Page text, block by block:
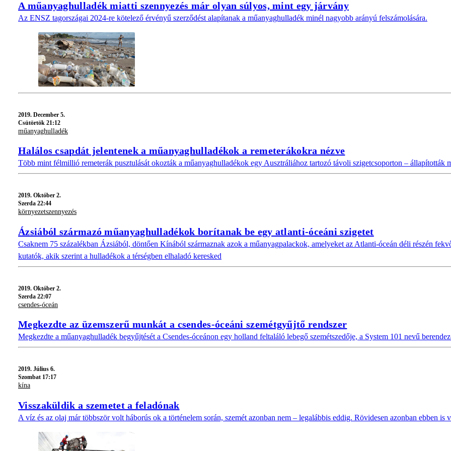
A műanyaghulladék miatti szennyezés már olyan súlyos, mint egy járvány
Az ENSZ tagországai 2024-re kötelező érvényű szerződést alapítanak a műanyaghulladék minél nagyobb arányú felszámolására.
2019. December 5.
Csütörtök 21:12
műanyaghulladék
Halálos csapdát jelentenek a műanyaghulladékok a remeterákokra nézve
Több mint félmillió remeterák pusztulását okozták a műanyaghulladékok egy Ausztráliához tartozó távoli szigetcsoporton – állapították
2019. Október 2.
Szerda 22:44
környezetszennyezés
Ázsiából származó műanyaghulladékok borítanak be egy atlanti-óceáni szigetet
Csaknem 75 százalékban Ázsiából, döntően Kínából származnak azok a műanyagpalackok, amelyeket az Atlanti-óceán déli részén
kutatók, akik szerint a hulladékok a térségben elhaladó keresked
2019. Október 2.
Szerda 22:07
csendes-óceán
Megkezdte az üzemszerű munkát a csendes-óceáni szemétgyűjtő rendszer
Megkezdte a műanyaghulladék begyűjtését a Csendes-óceánon egy holland feltaláló lebegő szemétszedője, a System 101 nevű
2019. Július 6.
Szombat 17:17
kína
Visszaküldik a szemetet a feladónak
A víz és az olaj már többször volt háborús ok a történelem során, szemét azonban nem – legalábbis eddig. Rövidesen azonban ebben is